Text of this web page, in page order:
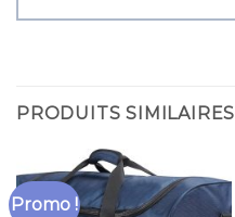
PRODUITS SIMILAIRES
Promo !